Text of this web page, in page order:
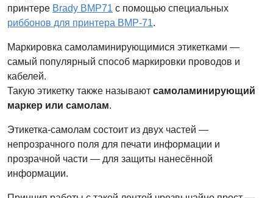
принтере Brady BMP71 с помощью специальных
риббонов для принтера BMP-71.
Маркировка самоламинирующимися этикетками —
самый популярный способ маркировки проводов и
кабелей.
Такую этикетку также называют самоламинирующий
маркер или самолам.
Этикетка-самолам состоит из двух частей —
непрозрачного поля для печати информации и
прозрачной части — для защиты нанесённой
информации.